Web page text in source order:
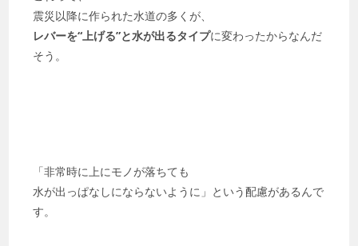
震災以降に作られた水道の多くが、
レバーを“上げる”と水が出るタイプに変わったからなんだ
そう。
「非常時に上にモノが落ちても
水が出っぱなしにならないように」という配慮があるんで
す。